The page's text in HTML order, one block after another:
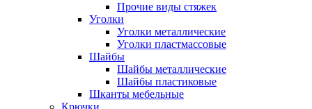
Прочие виды стяжек
Уголки
Уголки металлические
Уголки пластмассовые
Шайбы
Шайбы металлические
Шайбы пластиковые
Шканты мебельные
Крючки